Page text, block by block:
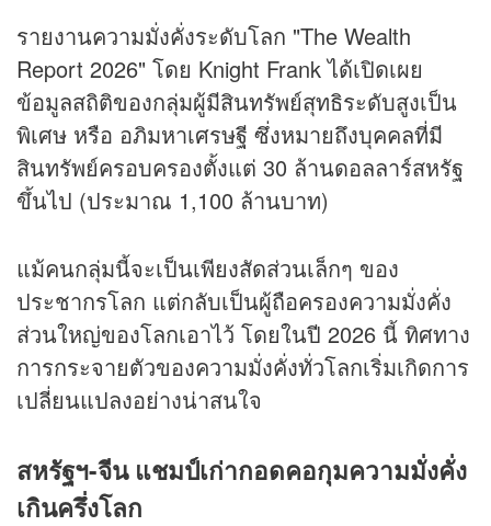
รายงานความมั่งคั่งระดับโลก "The Wealth
Report 2026" โดย Knight Frank ได้เปิดเผย
ข้อมูลสถิติของกลุ่มผู้มีสินทรัพย์สุทธิระดับสูงเป็น
พิเศษ หรือ อภิมหาเศรษฐี ซึ่งหมายถึงบุคคลที่มี
สินทรัพย์ครอบครองตั้งแต่ 30 ล้านดอลลาร์สหรัฐ
ขึ้นไป (ประมาณ 1,100 ล้านบาท)
แม้คนกลุ่มนี้จะเป็นเพียงสัดส่วนเล็กๆ ของ
ประชากรโลก แต่กลับเป็นผู้ถือครองความมั่งคั่ง
ส่วนใหญ่ของโลกเอาไว้ โดยในปี 2026 นี้ ทิศทาง
การกระจายตัวของความมั่งคั่งทั่วโลกเริ่มเกิดการ
เปลี่ยนแปลงอย่างน่าสนใจ
สหรัฐฯ-จีน แชมป์เก่ากอดคอกุมความมั่งคั่ง
เกินครึ่งโลก